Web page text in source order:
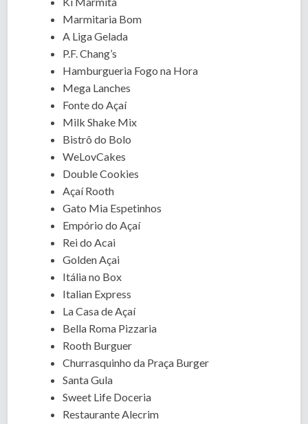
Marmitaria Bom
A Liga Gelada
P.F. Chang’s
Hamburgueria Fogo na Hora
Mega Lanches
Fonte do Açaí
Milk Shake Mix
Bistrô do Bolo
WeLovCakes
Double Cookies
Açaí Rooth
Gato Mia Espetinhos
Empório do Açaí
Rei do Acai
Golden Açai
Itália no Box
Italian Express
La Casa de Açaí
Bella Roma Pizzaria
Rooth Burguer
Churrasquinho da Praça Burger
Santa Gula
Sweet Life Doceria
Restaurante Alecrim